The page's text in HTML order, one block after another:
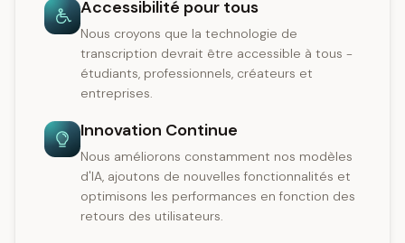
Accessibilité pour tous
Nous croyons que la technologie de
transcription devrait être accessible à tous -
étudiants, professionnels, créateurs et
entreprises.
Innovation Continue
Nous améliorons constamment nos modèles
d'IA, ajoutons de nouvelles fonctionnalités et
optimisons les performances en fonction des
retours des utilisateurs.